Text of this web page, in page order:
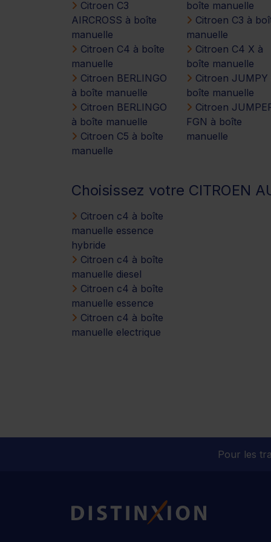
Citroen C3
AIRCROSS à boîte
manuelle
Citroen C4 à boîte
manuelle
Citroen BERLINGO
à boîte manuelle
Citroen BERLINGO
à boîte manuelle
Citroen C5 à boîte
manuelle
boîte manuelle
Citroen C3 à
manuelle
Citroen C4 X à
boîte manuelle
Citroen JUMPY
boîte manuelle
Citroen
FGN à boîte
manuelle
Choisissez votre CITROEN
Citroen c4 à boîte
manuelle essence
hybride
Citroen c4 à boîte
manuelle diesel
Citroen c4 à boîte
manuelle essence
Citroen c4 à boîte
manuelle electrique
Pour les
Distinxion